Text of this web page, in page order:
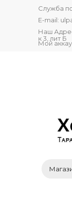
Служба
E-mail:
Наш
к 3, лит Б
Мой